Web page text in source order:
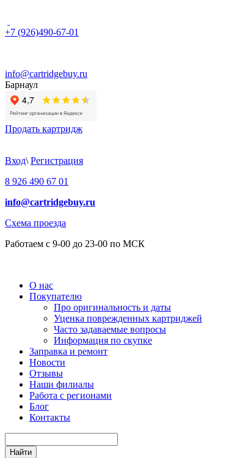
+7 (926)490-67-01
info@cartridgebuy.ru
Барнаул
Продать картридж
Вход\ Регистрация
8 926 490 67 01
info@cartridgebuy.ru
Схема проезда
Работаем с 9-00 до 23-00 по МСК
О нас
Покупателю
Про оригинальность и даты
Уценка поврежденных картриджей
Часто задаваемые вопросы
Информация по скупке
Заправка и ремонт
Новости
Отзывы
Наши филиалы
Работа с регионами
Блог
Контакты
Найти